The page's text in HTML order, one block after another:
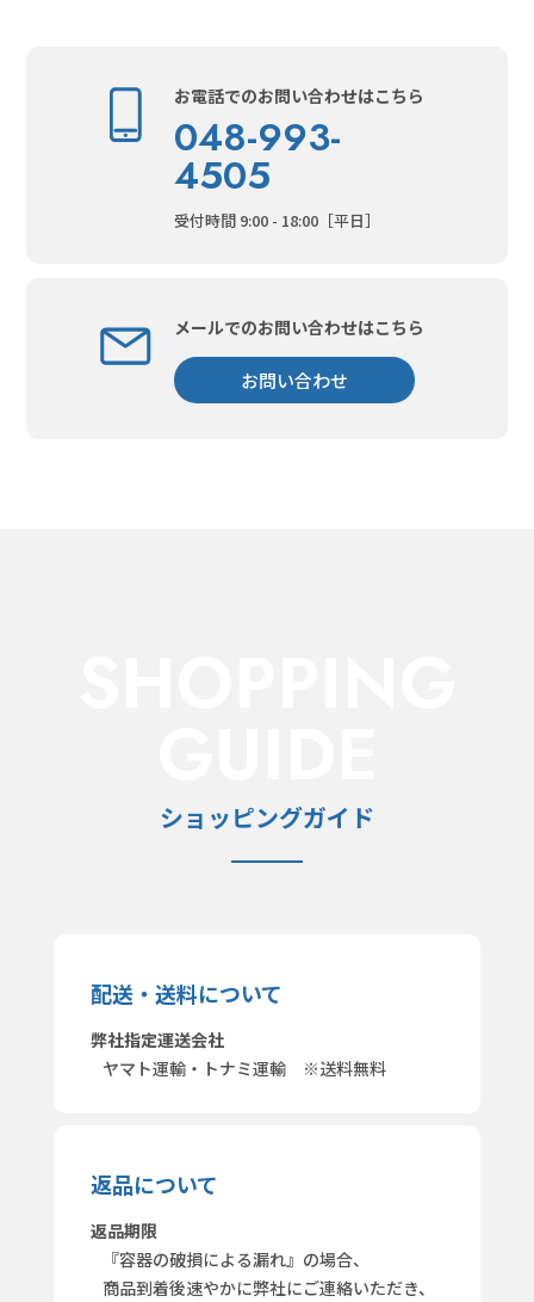
お電話でのお問い合わせはこちら
048-993-
4505
受付時間 9:00 - 18:00［平日］
メールでのお問い合わせはこちら
お問い合わせ
ショッピングガイド
配送・送料について
弊社指定運送会社
ヤマト運輸・トナミ運輸 ※送料無料
返品について
返品期限
『容器の破損による漏れ』の場合、
商品到着後速やかに弊社にご連絡いただき、